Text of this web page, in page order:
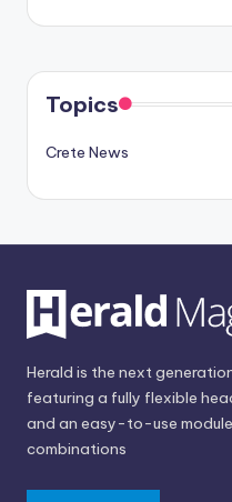
Topics
Crete News
Herald is the next
featuring a fully flexible
and an easy-to-use
combinations